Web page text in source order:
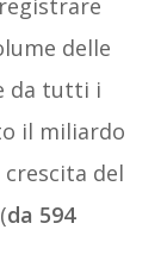
delle
da tutti i
il miliardo
del
da 594